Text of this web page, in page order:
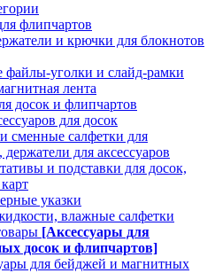
флипчартов
и крючки для блокнотов
уголки и слайд-рамки
лента
досок и флипчартов
для досок
сменные салфетки для
держатели для аксессуаров
и подставки для досок,
указки
влажные салфетки
[Аксессуары для
досок и флипчартов]
для бейджей и магнитных